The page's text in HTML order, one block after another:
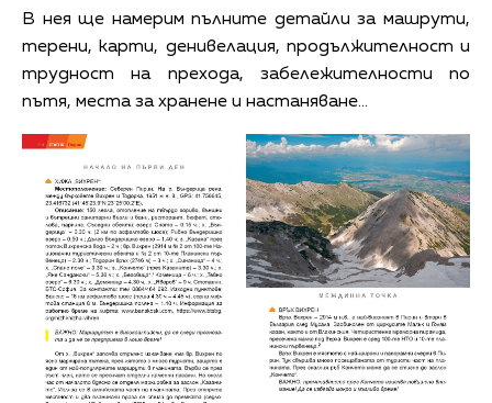
В нея ще намерим пълните детайли за машрути,
терени, карти, денивелация, продължителност и
трудност на прехода, забележителности по
пътя, места за хранене и настаняване…